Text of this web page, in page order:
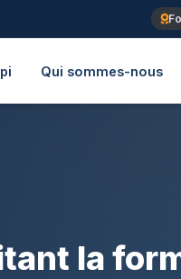
Qui sommes-nous
la